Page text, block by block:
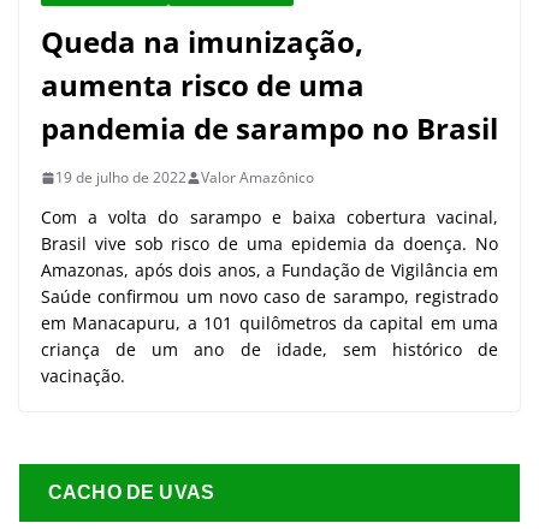
Queda na imunização,
aumenta risco de uma
pandemia de sarampo no Brasil
19 de julho de 2022 Valor Amazônico
Com a volta do sarampo e baixa cobertura vacinal,
Brasil vive sob risco de uma epidemia da doença. No
Amazonas, após dois anos, a Fundação de Vigilância em
Saúde confirmou um novo caso de sarampo, registrado
em Manacapuru, a 101 quilômetros da capital em uma
criança de um ano de idade, sem histórico de
vacinação.
CACHO DE UVAS